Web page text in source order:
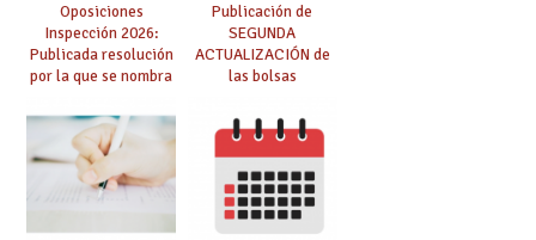
Oposiciones
Inspección 2026:
Publicada resolución
por la que se nombra
prácticas, se regulan
dichas prácticas y se
convoca acto público
de adjudicación
Publicación de
SEGUNDA
ACTUALIZACIÓN de
las bolsas
Cuerpo de Maestros
de especialidades
convocadas a
oposición